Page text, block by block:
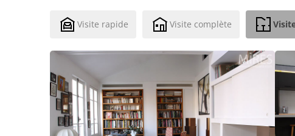
Visite rapide Visite complète